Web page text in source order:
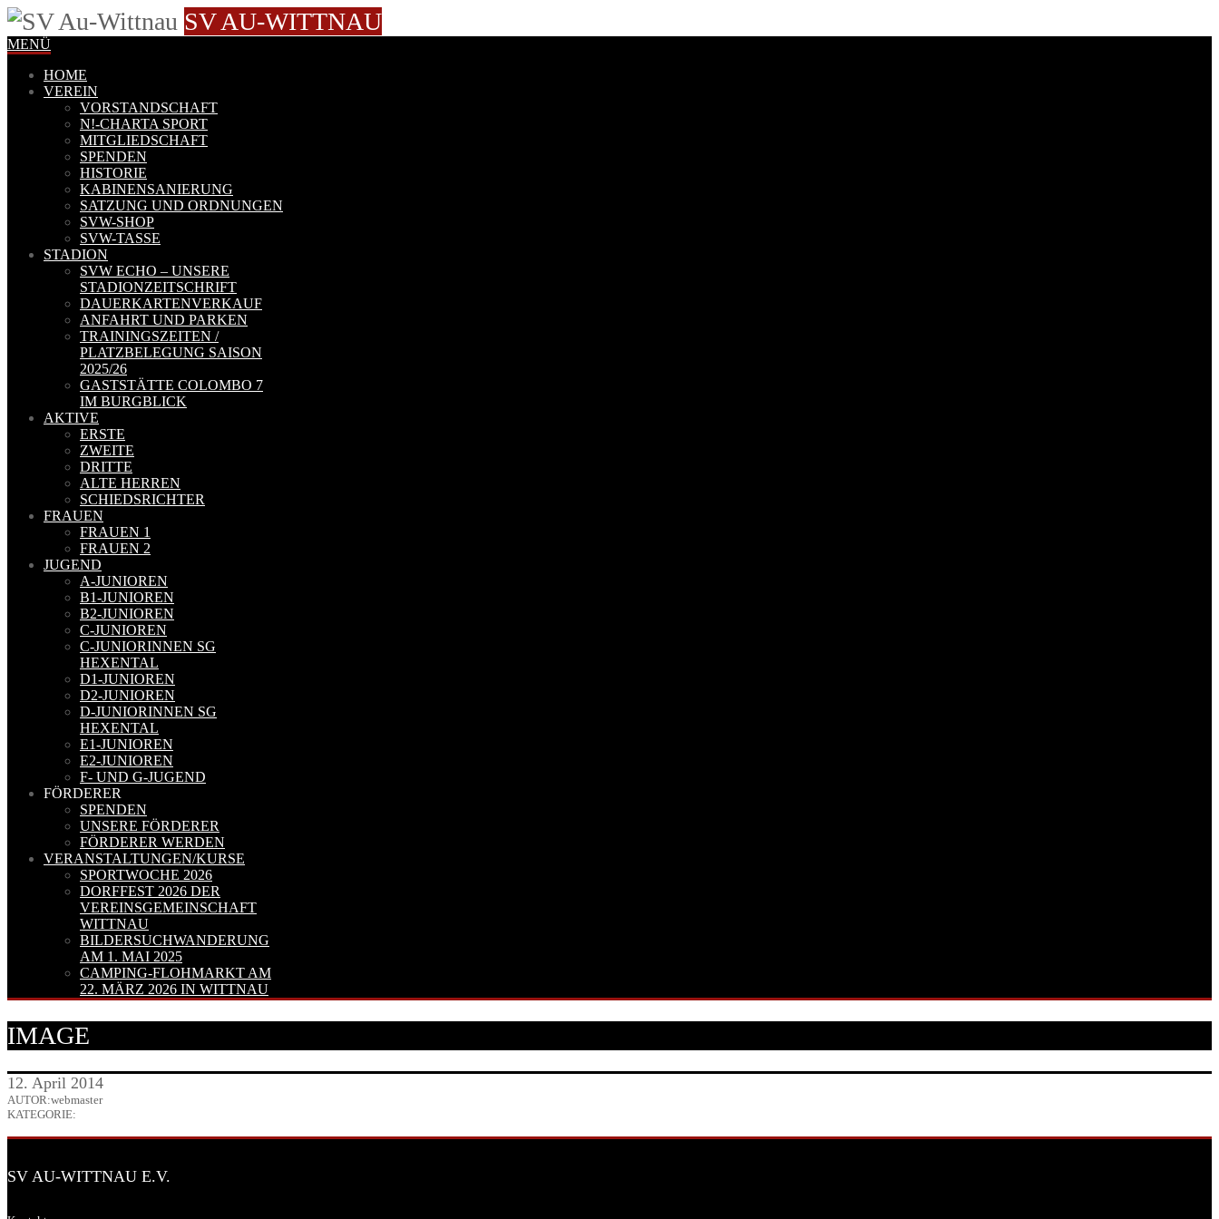
SV AU-WITTNAU
MENÜ
HOME
VEREIN
VORSTANDSCHAFT
N!-CHARTA SPORT
MITGLIEDSCHAFT
SPENDEN
HISTORIE
KABINENSANIERUNG
SATZUNG UND ORDNUNGEN
SVW-SHOP
SVW-TASSE
STADION
SVW ECHO – UNSERE
STADIONZEITSCHRIFT
DAUERKARTENVERKAUF
ANFAHRT UND PARKEN
TRAININGSZEITEN /
PLATZBELEGUNG SAISON
2025/26
GASTSTÄTTE COLOMBO 7
IM BURGBLICK
AKTIVE
ERSTE
ZWEITE
DRITTE
ALTE HERREN
SCHIEDSRICHTER
FRAUEN
FRAUEN 1
FRAUEN 2
JUGEND
A-JUNIOREN
B1-JUNIOREN
B2-JUNIOREN
C-JUNIOREN
C-JUNIORINNEN SG
HEXENTAL
D1-JUNIOREN
D2-JUNIOREN
D-JUNIORINNEN SG
HEXENTAL
E1-JUNIOREN
E2-JUNIOREN
F- UND G-JUGEND
FÖRDERER
SPENDEN
UNSERE FÖRDERER
FÖRDERER WERDEN
VERANSTALTUNGEN/KURSE
SPORTWOCHE 2026
DORFFEST 2026 DER
VEREINSGEMEINSCHAFT
WITTNAU
BILDERSUCHWANDERUNG
AM 1. MAI 2025
CAMPING-FLOHMARKT AM
22. MÄRZ 2026 IN WITTNAU
IMAGE
12. April 2014
AUTOR:webmaster
KATEGORIE:
SV AU-WITTNAU E.V.